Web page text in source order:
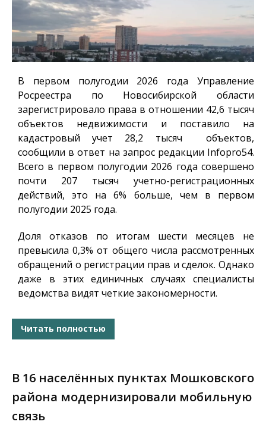
В первом полугодии 2026 года Управление
Росреестра по Новосибирской области
зарегистрировало права в отношении 42,6 тысяч
объектов недвижимости и поставило на
кадастровый учет 28,2 тысяч объектов,
сообщили в ответ на запрос редакции Infopro54.
Всего в первом полугодии 2026 года совершено
почти 207 тысяч учетно-регистрационных
действий, это на 6% больше, чем в первом
полугодии 2025 года.
Доля отказов по итогам шести месяцев не
превысила 0,3% от общего числа рассмотренных
обращений о регистрации прав и сделок. Однако
даже в этих единичных случаях специалисты
ведомства видят четкие закономерности.
Читать полностью
В 16 населённых пунктах Мошковского
района модернизировали мобильную
связь